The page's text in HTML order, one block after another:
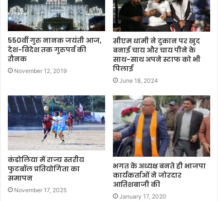
550वीं गुरु नानक जयंती आज,
देश-विदेश तक गुरुपर्व की
रौनक
November 12, 2019
सीएम धामी ने दुकान पर खुद
बनाई चाय और चाय पीने के
साथ-साथ अपने स्टाफ को भी
पिलाई
June 18, 2024
कंडोलिया में राज्य स्तरीय
फुटबॉल प्रतियोगिता का
समापन
November 17, 2025
भगत के अध्यक्ष बनते ही भाजपा
कार्यकर्ताओं ने जोरदार
आतिशबाजी की
January 17, 2020